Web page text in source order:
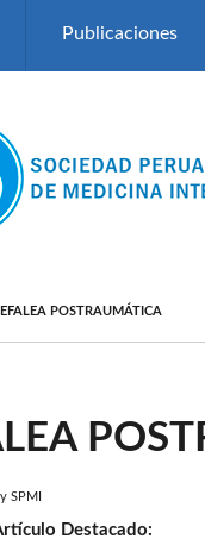
Publicaciones
POSTRAUMÁTICA
SPMI
Destacado: